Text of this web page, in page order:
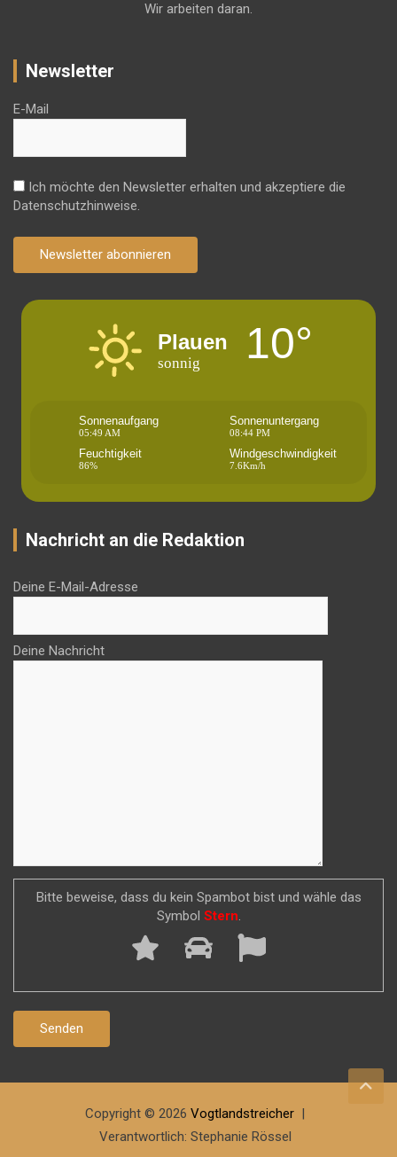
Wir arbeiten daran.
Newsletter
E-Mail
Ich möchte den Newsletter erhalten und akzeptiere die
Datenschutzhinweise.
Newsletter abonnieren
Plauen
sonnig 10°
Sonnenaufgang
05:49 AM
Sonnenuntergang
08:44 PM
Feuchtigkeit
86%
Windgeschwindigkeit
7.6Km/h
Nachricht an die Redaktion
Deine E-Mail-Adresse
Deine Nachricht
Bitte beweise, dass du kein Spambot bist und wähle das
Symbol Stern.
Copyright © 2026 Vogtlandstreicher
Verantwortlich: Stephanie Rössel